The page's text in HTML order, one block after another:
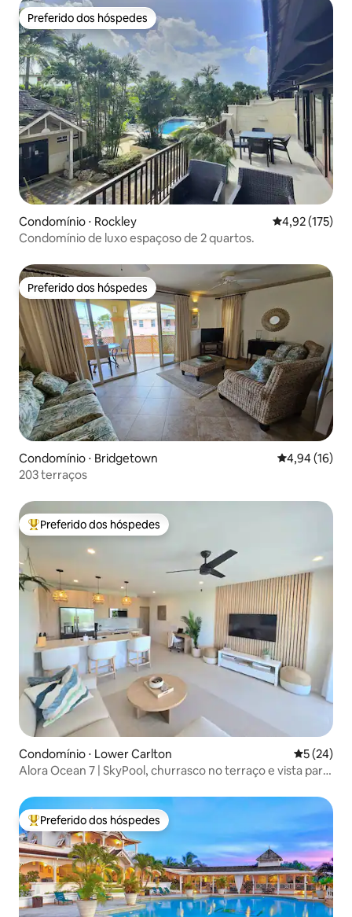
Preferido dos hóspedes
Preferido dos hóspedes
Condomínio ⋅ Rockley 4,92 de uma
4,92 (175)
Condomínio de luxo espaçoso de 2 quartos.
Preferido dos hóspedes
Preferido dos hóspedes
Condomínio ⋅ Bridgetown 4,94 de uma
4,94 (16)
203 terraços
Entre os melhores preferidos dos hóspedes
Preferido dos hóspedes
Condomínio ⋅ Lower Carlton 5 de uma
5 (24)
Alora Ocean 7 | SkyPool, churrasco no terraço e vista para
Entre os melhores preferidos dos hóspedes
Preferido dos hóspedes